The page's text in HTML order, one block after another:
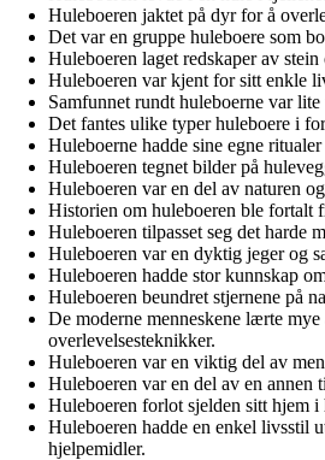
Huleboeren jaktet på dyr for å
Det var en gruppe huleboere som
Huleboeren laget redskaper av stein
Huleboeren var kjent for sitt enkle
Samfunnet rundt huleboerne var
Det fantes ulike typer huleboere i
Huleboerne hadde sine egne
Huleboeren tegnet bilder på
Huleboeren var en del av naturen
Historien om huleboeren ble fortalt
Huleboeren tilpasset seg det harde
Huleboeren var en dyktig jeger og
Huleboeren hadde stor kunnskap
Huleboeren beundret stjernene på
De moderne menneskene lærte mye
overlevelsesteknikker.
Huleboeren var en viktig del av
Huleboeren var en del av en annen
Huleboeren forlot sjelden sitt hjem i
Huleboeren hadde en enkel livsstil
hjelpemidler.